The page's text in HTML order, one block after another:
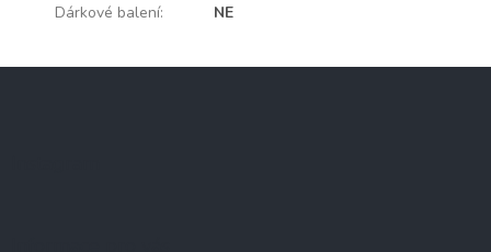
Dárkové balení: NE
Z